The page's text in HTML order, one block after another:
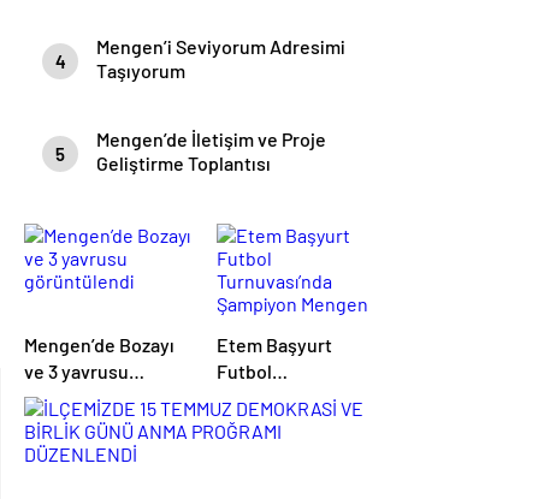
4
Mengen’i Seviyorum Adresimi
Taşıyorum
5
Mengen’de İletişim ve Proje
Geliştirme Toplantısı
Mengen’de Bozayı
ve 3 yavrusu
görüntülendi
Etem Başyurt
Futbol
Turnuvası’nda
Şampiyon Mengen